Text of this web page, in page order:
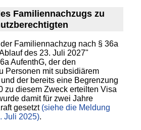
Familiennachzugs zu
Familiennachzug nach § 36a
des 23. Juli 2027"
AufenthG, der den
Personen mit subsidiärem
der bereits eine Begrenzung
zu diesem Zweck erteilten Visa
damit für zwei Jahre
gesetzt (siehe die Meldung
Juli 2025).